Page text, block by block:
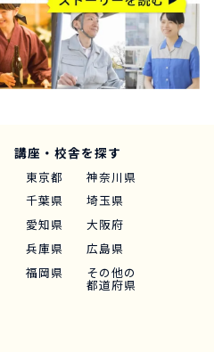
講座・校舎を探す
東京都
神奈川県
千葉県
埼玉県
愛知県
大阪府
兵庫県
広島県
福岡県
その他の
都道府県